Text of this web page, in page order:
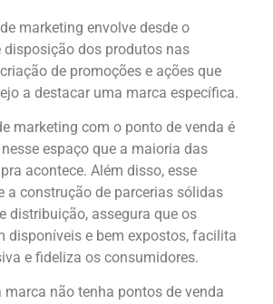
marketing envolve desde o
disposição dos produtos nas
de promoções e ações que
a destacar uma marca específica.
marketing com o ponto de venda é
espaço que a maioria das
acontece. Além disso, esse
a construção de parcerias sólidas
distribuição, assegura que os
disponíveis e bem expostos, facilita
e fideliza os consumidores.
marca não tenha pontos de venda